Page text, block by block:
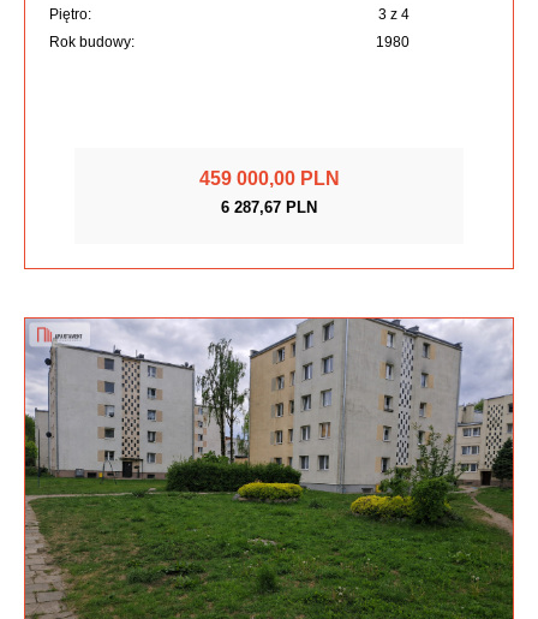
Piętro:
3 z 4
Rok budowy:
1980
459 000,00 PLN
6 287,67 PLN